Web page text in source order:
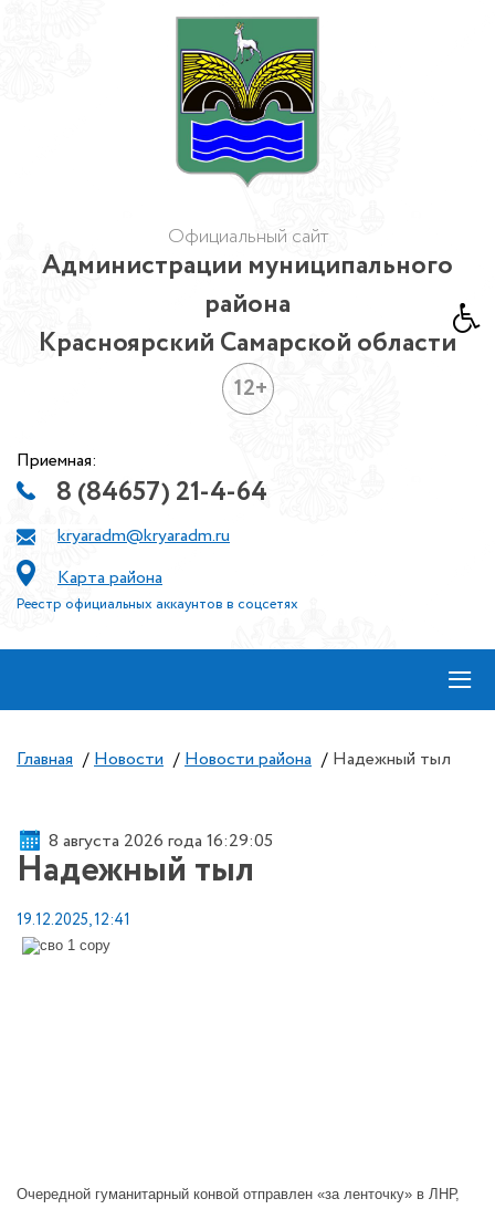
Официальный сайт
Администрации муниципального
района
Красноярский Самарской области
12+
Приемная:
8 (84657) 21-4-64
kryaradm@kryaradm.ru
Карта района
Реестр официальных аккаунтов в соцсетях
≡
Главная / Новости / Новости района / Надежный тыл
8 августа 2026 года 16:29:05
Надежный тыл
19.12.2025, 12:41
Очередной гуманитарный конвой отправлен «за ленточку» в ЛНР,